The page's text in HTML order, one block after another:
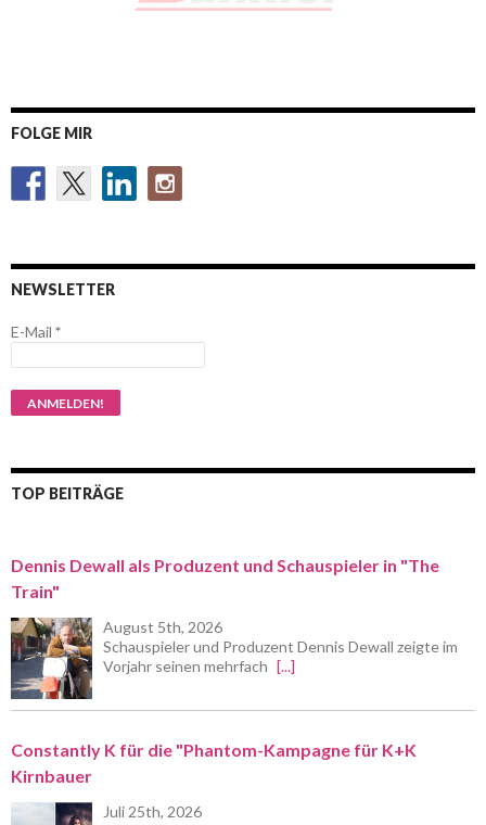
FOLGE MIR
NEWSLETTER
E-Mail *
TOP BEITRÄGE
Dennis Dewall als Produzent und Schauspieler in "The
Train"
August 5th, 2026
Schauspieler und Produzent Dennis Dewall zeigte im
Vorjahr seinen mehrfach [...]
Constantly K für die "Phantom-Kampagne für K+K
Kirnbauer
Juli 25th, 2026